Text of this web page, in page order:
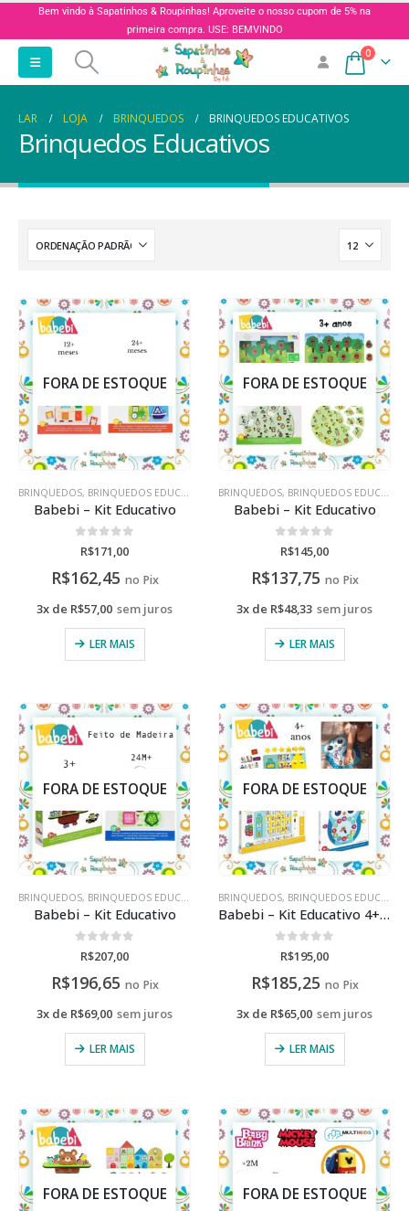
Bem vindo à Sapatinhos & Roupinhas! Aproveite o nosso cupom de 5% na
primeira compra. USE: BEMVINDO
0
LAR LOJA BRINQUEDOS BRINQUEDOS EDUCATIVOS
Brinquedos Educativos
FORA DE ESTOQUE
BRINQUEDOS, BRINQUEDOS EDUCATIVOS
Babebi – Kit Educativo
0de 5
R$171,00
R$162,45 no Pix
3x de R$57,00 sem juros
LER MAIS
FORA DE ESTOQUE
BRINQUEDOS, BRINQUEDOS EDUCATIVOS
Babebi – Kit Educativo
0de 5
R$145,00
R$137,75 no Pix
3x de R$48,33 sem juros
LER MAIS
FORA DE ESTOQUE
BRINQUEDOS, BRINQUEDOS EDUCATIVOS
Babebi – Kit Educativo
0de 5
R$207,00
R$196,65 no Pix
3x de R$69,00 sem juros
LER MAIS
FORA DE ESTOQUE
BRINQUEDOS, BRINQUEDOS EDUCATIVOS
Babebi – Kit Educativo 4+ anos
0de 5
R$195,00
R$185,25 no Pix
3x de R$65,00 sem juros
LER MAIS
FORA DE ESTOQUE FORA DE ESTOQUE